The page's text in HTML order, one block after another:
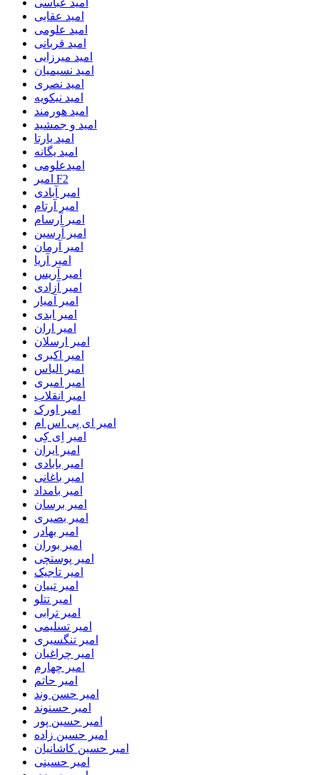
امید عباسی
امید عقابی
امید علومی
امید قربانی
امید میرزایی
امید نسیمیان
امید نصری
امید نیکویه
امید هورمند
امید و جمشید
امید یارتا
امید یگانه
امیدعلومی
امیر F2
امیر آبادی
امیر آرتام
امیر آرسام
امیر آرسین
امیر آرمان
امیر آریا
امیر آریس
امیر آزادی
امیر آمیار
امیر ابدی
امیر اران
امیر ارسلان
امیر اکبری
امیر الیاس
امیر امیری
امیر انقلاب
امیر اورک
امیر ای پی اس ام
امیر اِی کِی
امیر ایران
امیر بابادی
امیر باغانی
امیر بامداد
امیر برسان
امیر بصیری
امیر بهادر
امیر بوران
امیر پوستچی
امیر تاجیک
امیر تبیان
امیر تتلو
امیر ترابی
امیر تسلیمی
امیر تنگسیری
امیر چراغیان
امیر چهارم
امیر حاتم
امیر حسن وند
امیر حسنوند
امیر حسین پور
امیر حسین زاده
امیر حسین کاشانیان
امیر حسینی